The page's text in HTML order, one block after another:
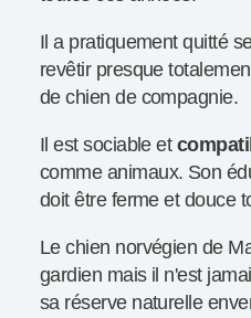
Il a pratiquement quitté
revêtir presque
de chien de compagnie.
Il est sociable et
comme animaux. Son
doit être ferme et douce
Le chien norvégien de
gardien mais il n'est
sa réserve naturelle